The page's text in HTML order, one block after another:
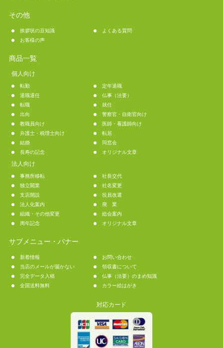
その他
挨拶状の豆知識
よくある質問
お客様の声
商品一覧
個人向け
転勤
定年退職
退職退任
仏事（法要）
転職
就任
出向
警察官・自衛官向け
教職員向け
医師・看護師向け
弁護士・税理士向け
転居
結婚
同窓会
長寿の記念
オリジナル文章
法人向け
事務所移転
社長交代
独立開業
社名変更
支店開設
役員改選
法人化案内
廃 業
組織・その他変更
総会案内
周年記念
オリジナル文章
サブメニュー・バナー
新着情報
お問い合わせ
当店のメールが届かない
領収書について
完全データ入稿
仏事（法要）のまめ知識
全国送料無料
カラー絵はがき
対応カード